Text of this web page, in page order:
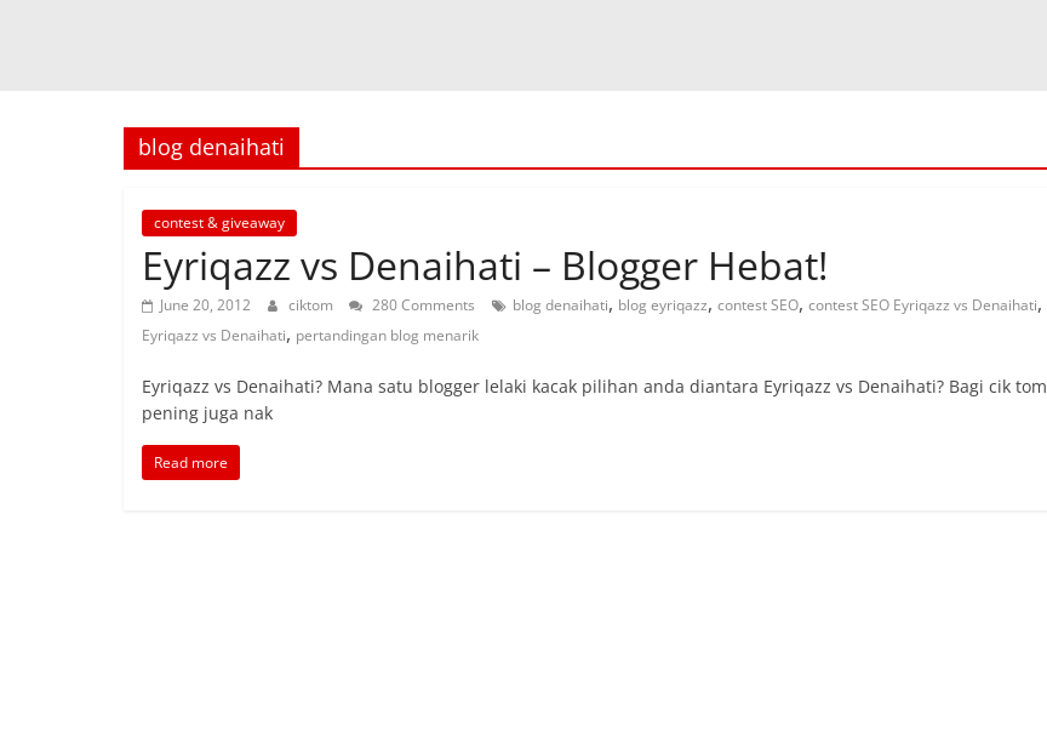
blog denaihati
contest & giveaway
Eyriqazz vs Denaihati – Blogger Hebat!
June 20, 2012 ciktom 280 Comments blog denaihati, blog eyriqazz, contest SEO, contest SEO Eyriqazz vs Denaihati,
Eyriqazz vs Denaihati, pertandingan blog menarik
Eyriqazz vs Denaihati? Mana satu blogger lelaki kacak pilihan anda diantara Eyriqazz vs Denaihati? Bagi cik tom
pening juga nak
Read more